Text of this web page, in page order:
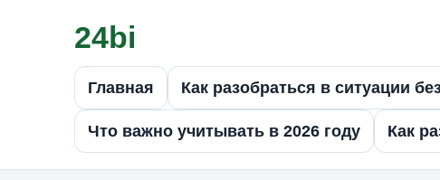
24bi
Главная Как разобраться в ситуации
Что важно учитывать в 2026 году Как